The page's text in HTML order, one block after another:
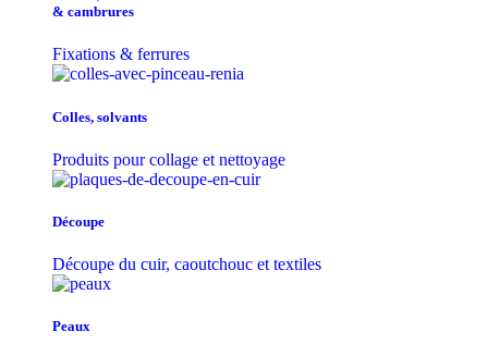
& cambrures
Fixations & ferrures
Colles, solvants
Produits pour collage et nettoyage
Découpe
Découpe du cuir, caoutchouc et textiles
Peaux